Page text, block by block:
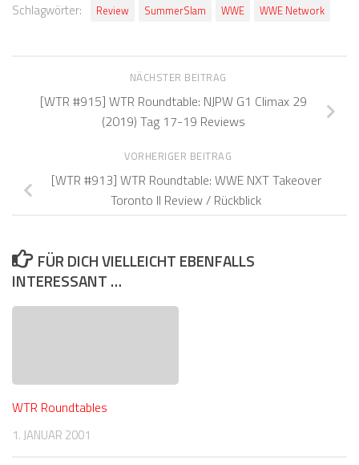
Schlagwörter: Review SummerSlam WWE WWE Network
NÄCHSTER BEITRAG
[WTR #915] WTR Roundtable: NJPW G1 Climax 29
(2019) Tag 17-19 Reviews
VORHERIGER BEITRAG
[WTR #913] WTR Roundtable: WWE NXT Takeover
Toronto II Review / Rückblick
FÜR DICH VIELLEICHT EBENFALLS
INTERESSANT …
WTR Roundtables
1. JANUAR 2001